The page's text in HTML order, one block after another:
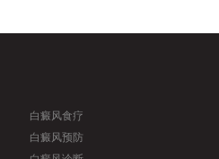
白癜风食疗
白癜风预防